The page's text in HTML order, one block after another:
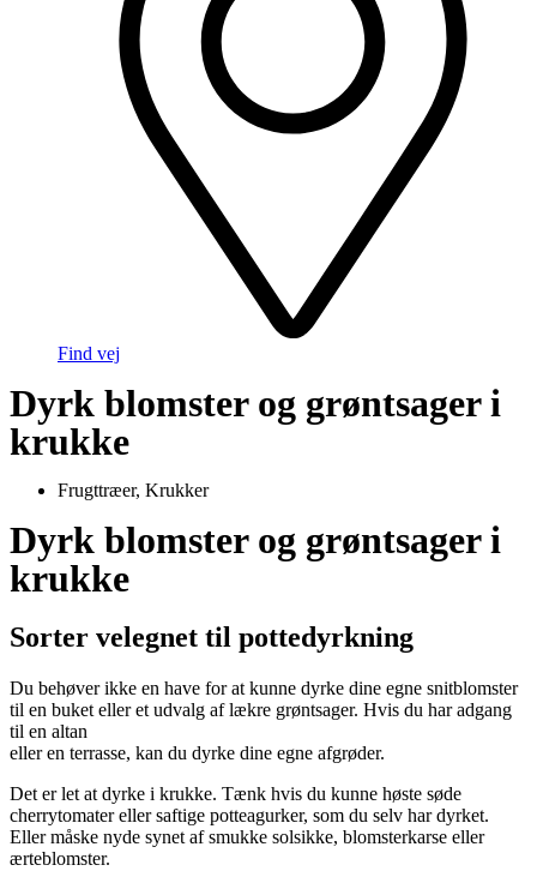
Find vej
Dyrk blomster og grøntsager i
krukke
Frugttræer, Krukker
Dyrk blomster og grøntsager i
krukke
Sorter velegnet til pottedyrkning
Du behøver ikke en have for at kunne dyrke dine egne snitblomster
til en buket eller et udvalg af lækre grøntsager. Hvis du har adgang
til en altan
eller en terrasse, kan du dyrke dine egne afgrøder.
Det er let at dyrke i krukke. Tænk hvis du kunne høste søde
cherrytomater eller saftige potteagurker, som du selv har dyrket.
Eller måske nyde synet af smukke solsikke, blomsterkarse eller
ærteblomster.